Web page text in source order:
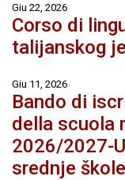
Giu 22, 2026
Corso di
talijanskog
Giu 11, 2026
Bando di
della scuola
2026/2027-
srednje